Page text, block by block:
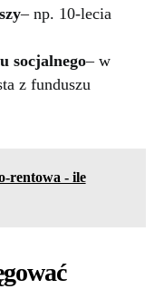
– np. 10-lecia
socjalnego– w
z funduszu
rentowa - ile